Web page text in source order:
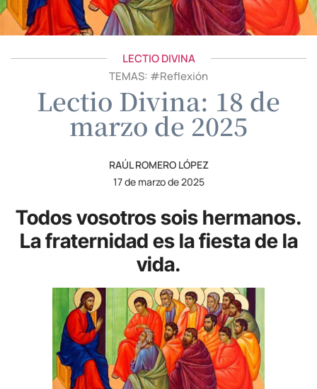
LECTIO DIVINA
TEMAS: #Reflexión
Lectio Divina: 18 de
marzo de 2025
RAÚL ROMERO LÓPEZ
17 de marzo de 2025
Todos vosotros sois hermanos.
La fraternidad es la fiesta de la
vida.